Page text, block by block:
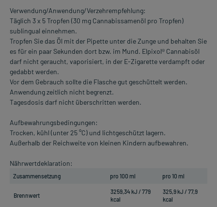
Verwendung/Anwendung/Verzehrempfehlung:
Täglich 3 x 5 Tropfen (30 mg Cannabissamenöl pro Tropfen)
sublingual einnehmen.
Tropfen Sie das Öl mit der Pipette unter die Zunge und behalten Sie
es für ein paar Sekunden dort bzw. im Mund. Elpixol® Cannabisöl
darf nicht geraucht, vaporisiert, in der E-Zigarette verdampft oder
gedabbt werden.
Vor dem Gebrauch sollte die Flasche gut geschüttelt werden.
Anwendung zeitlich nicht begrenzt.
Tagesdosis darf nicht überschritten werden.
Aufbewahrungsbedingungen:
Trocken, kühl (unter 25 °C) und lichtgeschützt lagern.
Außerhalb der Reichweite von kleinen Kindern aufbewahren.
Nährwertdeklaration:
Zusammensetzung pro 100 ml pro 10 ml
Brennwert
3259,34 kJ / 779
kcal
325,9 kJ / 77,9
kcal